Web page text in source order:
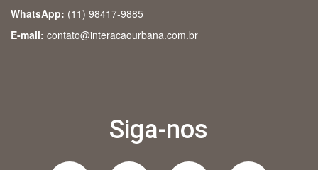
WhatsApp: (11) 98417-9885
E-mail: contato@interacaourbana.com.br
Siga-nos